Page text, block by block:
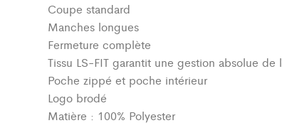
Coupe standard
Manches longues
Fermeture complète
Tissu LS-FIT garantit une gestion absolue
Poche zippé et poche intérieur
Logo brodé
Matière : 100% Polyester